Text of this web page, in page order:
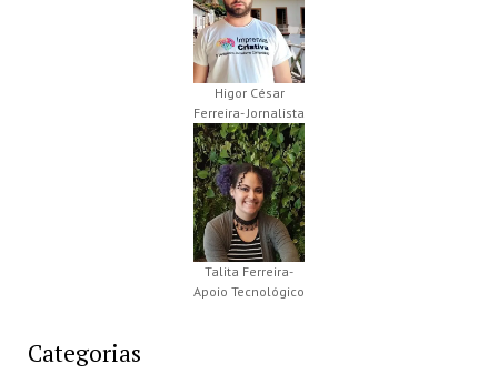
Higor César
Ferreira- Jornalista
Talita Ferreira-
Apoio Tecnológico
Categorias